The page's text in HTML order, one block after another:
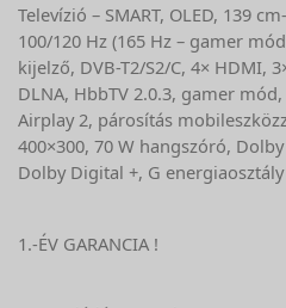
Televízió – SMART, OLED, 139
100/120 Hz (165 Hz – gamer
kijelző, DVB-T2/S2/C, 4× HDMI,
DLNA, HbbTV 2.0.3, gamer
Airplay 2, párosítás
400×300, 70 W hangszóró,
Dolby Digital +, G energiaosztály
1.-ÉV GARANCIA !